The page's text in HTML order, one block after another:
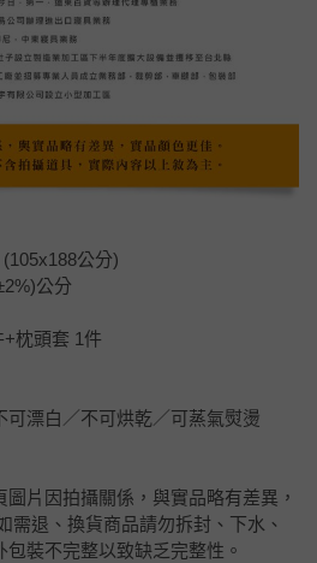
公分)
公分
枕頭套 1件
可漂白／不可烘乾／可蒸氣熨燙
片因拍攝關係，與實品略有差異，
需退、換貨商品請勿拆封、下水、
裝不完整以致缺乏完整性。